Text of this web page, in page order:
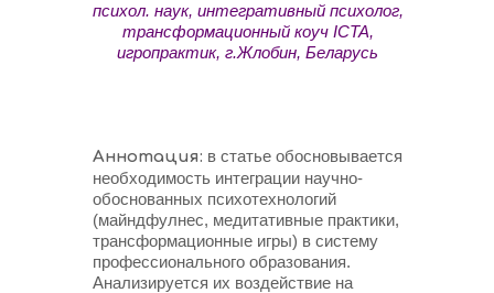
психол. наук, интегративный психолог,
трансформационный коуч ICTA,
игропрактик, г.Жлобин, Беларусь
Аннотация: в статье обосновывается
необходимость интеграции научно-
обоснованных психотехнологий
(майндфулнес, медитативные практики,
трансформационные игры) в систему
профессионального образования.
Анализируется их воздействие на